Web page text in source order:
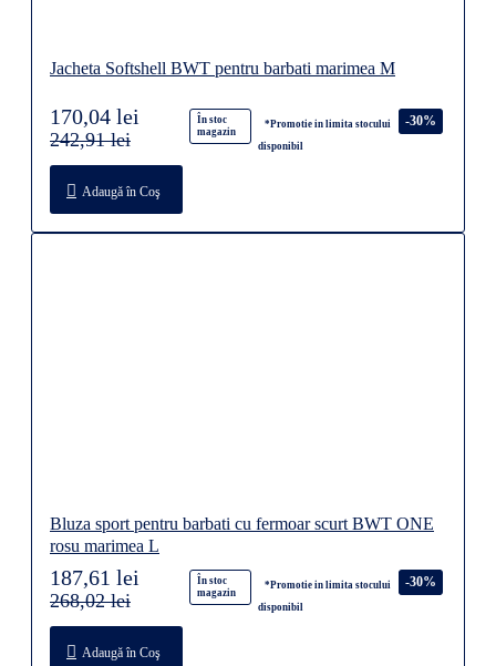
Jacheta Softshell BWT pentru barbati marimea M
În stoc
magazin
*Promotie in limita stocului
disponibil
-30%
170,04 lei
242,91 lei
Adaugă în Coş
Bluza sport pentru barbati cu fermoar scurt BWT ONE
rosu marimea L
În stoc
magazin
*Promotie in limita stocului
disponibil
-30%
187,61 lei
268,02 lei
Adaugă în Coş